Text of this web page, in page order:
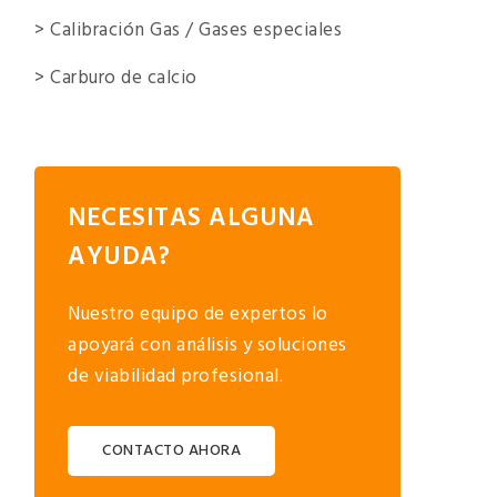
> Calibración Gas / Gases especiales
> Carburo de calcio
NECESITAS ALGUNA
AYUDA?
Nuestro equipo de expertos lo
apoyará con análisis y soluciones
de viabilidad profesional.
CONTACTO AHORA